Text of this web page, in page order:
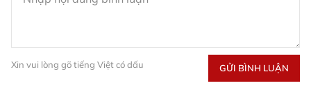
Xin vui lòng gõ tiếng Việt có dấu GỬI BÌNH LUẬN